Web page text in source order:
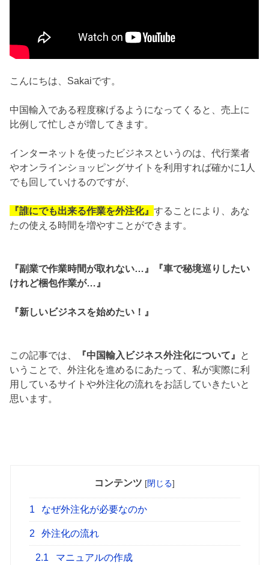
こんにちは、Sakaiです。
中国輸入である程度稼げるようになってくると、売上に
比例して忙しさが増してきます。
インターネットを使ったビジネスというのは、代行業者
やオンラインショッピングサイトを利用すれば確かに1人
でも回していけるのですが、
『誰にでも出来る作業を外注化』することにより、あな
たの使える時間を増やすことができます。
『副業で作業時間が取れない…』『車で秘境巡りしたい
けれど梱包作業が…』
『新しいビジネスを始めたい！』
この記事では、 『中国輸入ビジネス外注化について』 と
いうことで、外注化を進めるにあたって、私が実際に利
用しているサイトや外注化の流れをお話していきたいと
思います。
コンテンツ [閉じる]
1 なぜ外注化が必要なのか
2 外注化の流れ
2.1 マニュアルの作成